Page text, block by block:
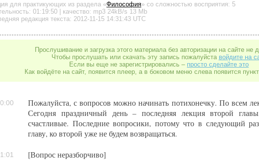
для практикующих из раздела «Философия» со сложностью восприятия: 5
01:19:50 | качество: mp3 24kB/s 13 Mb
редакция текста: 2012-11-15 14:31:43 UTC
Прослушивание и загрузка этого материала без авторизации на сайте не
Чтобы прослушать или скачать эту запись пожалуйста войдите на
Если вы еще не зарегистрировались – просто сделайте это
Как войдёте на сайт, появится плеер, а в боковом меню слева появится
Пожалуйста, с вопросов можно начинать потихонечку. По всем
Сегодня праздничный день – последняя лекция второй
счастливые. Последние вопросики, потому что в следующий
главу, ко второй уже не будем возвращаться.
[Вопрос неразборчиво]